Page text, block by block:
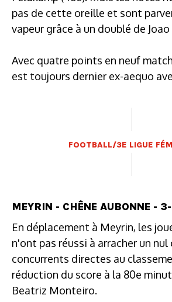
pas de cette oreille et sont
vapeur grâce à un doublé de
Avec quatre points en neuf
est toujours dernier ex-aequo
FOOTBALL/3E LIGUE
MEYRIN - CHÊNE AUBONNE -
En déplacement à Meyrin, les
n'ont pas réussi à arracher un
concurrents directes au
réduction du score à la 80e
Beatriz Monteiro.